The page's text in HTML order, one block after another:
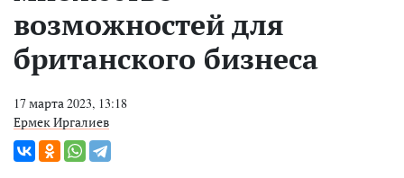
возможностей для
британского бизнеса
17 марта 2023, 13:18
Ермек Иргалиев